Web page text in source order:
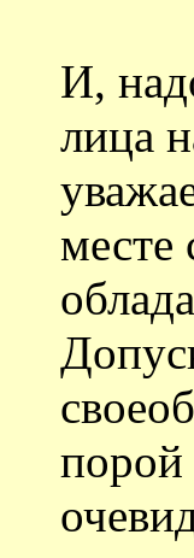
И,
лица
месте
порой